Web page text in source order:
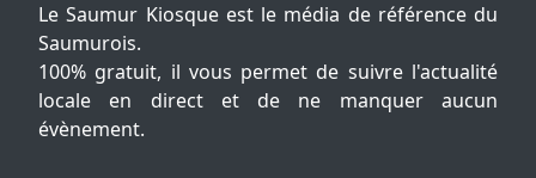
Le Saumur Kiosque est le média de référence du
Saumurois.
100% gratuit, il vous permet de suivre l'actualité
locale en direct et de ne manquer aucun
évènement.